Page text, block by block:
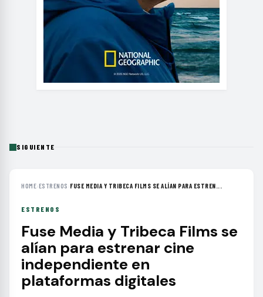
SIGUIENTE
HOME›ESTRENOS ›FUSE MEDIA Y TRIBECA FILMS SE ALÍAN PARA ESTREN...
ESTRENOS
Fuse Media y Tribeca Films se
alían para estrenar cine
independiente en
plataformas digitales